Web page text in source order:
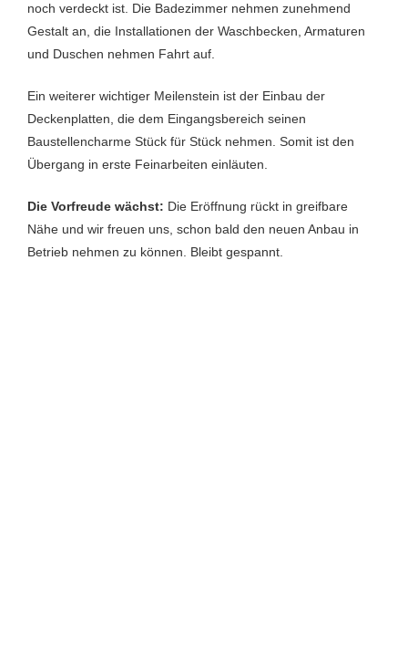
noch verdeckt ist. Die Badezimmer nehmen zunehmend
Gestalt an, die Installationen der Waschbecken, Armaturen
und Duschen nehmen Fahrt auf.
Ein weiterer wichtiger Meilenstein ist der Einbau der
Deckenplatten, die dem Eingangsbereich seinen
Baustellencharme Stück für Stück nehmen. Somit ist den
Übergang in erste Feinarbeiten einläuten.
Die Vorfreude wächst: Die Eröffnung rückt in greifbare
Nähe und wir freuen uns, schon bald den neuen Anbau in
Betrieb nehmen zu können. Bleibt gespannt.